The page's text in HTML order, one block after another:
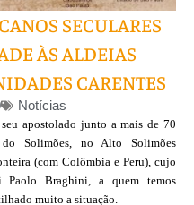
SECULARES
ÀS ALDEIAS
CARENTES
Notícias
apostolado junto a mais de 70
Solimões, no Alto Solimões
(com Colômbia e Peru), cujo
Braghini, a quem temos
muito a situação.